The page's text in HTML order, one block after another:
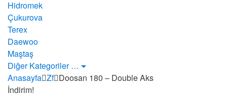
Hidromek
Çukurova
Terex
Daewoo
Maştaş
Diğer Kategoriler …
Anasayfa Zf Doosan 180 – Double Aks
İndirim!